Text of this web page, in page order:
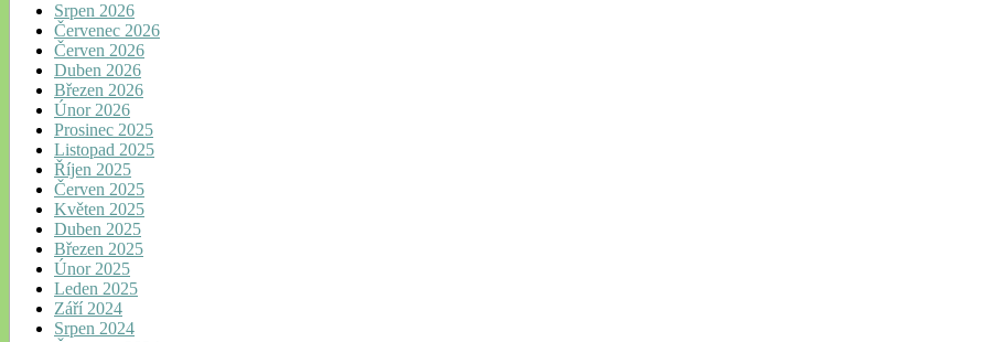
Srpen 2026
Červenec 2026
Červen 2026
Duben 2026
Březen 2026
Únor 2026
Prosinec 2025
Listopad 2025
Říjen 2025
Červen 2025
Květen 2025
Duben 2025
Březen 2025
Únor 2025
Leden 2025
Září 2024
Srpen 2024